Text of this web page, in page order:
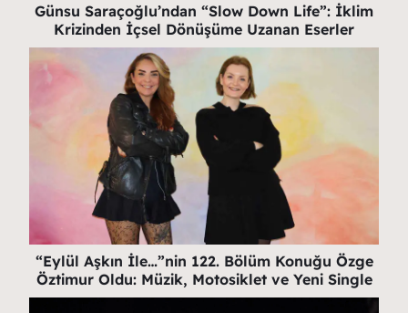
Günsu Saraçoğlu’ndan “Slow Down Life”: İklim
Krizinden İçsel Dönüşüme Uzanan Eserler
“Eylül Aşkın İle…”nin 122. Bölüm Konuğu Özge
Öztimur Oldu: Müzik, Motosiklet ve Yeni Single